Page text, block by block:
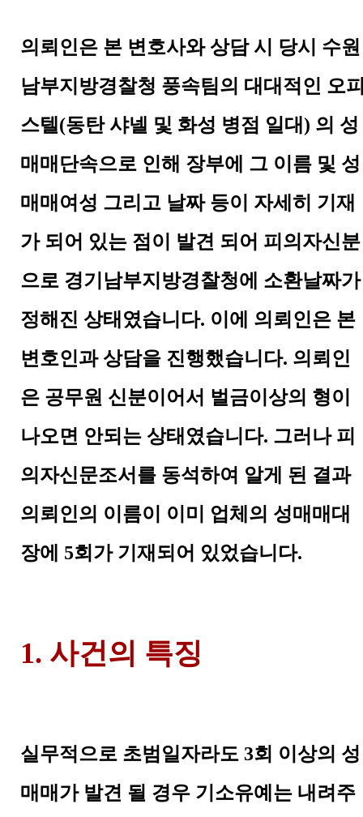
의뢰인은 본 변호사와 상담 시 당시 수원
남부지방경찰청 풍속팀의 대대적인 오
스텔(동탄 샤넬 및 화성 병점 일대) 의 성
매매단속으로 인해 장부에 그 이름 및 성
매매여성 그리고 날짜 등이 자세히 기재
가 되어 있는 점이 발견 되어 피의자신분
으로 경기남부지방경찰청에 소환날짜가
정해진 상태였습니다. 이에 의뢰인은 본
변호인과 상담을 진행했습니다. 의뢰인
은 공무원 신분이어서 벌금이상의 형이
나오면 안되는 상태였습니다. 그러나 피
의자신문조서를 동석하여 알게 된 결과
의뢰인의 이름이 이미 업체의 성매매대
장에 5회가 기재되어 있었습니다.
1. 사건의 특징
실무적으로 초범일자라도 3회 이상의 성
매매가 발견 될 경우 기소유예는 내려주